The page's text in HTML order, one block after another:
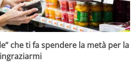
che ti fa spendere la metà per la